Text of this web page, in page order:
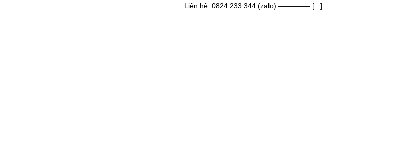
Liên hê: 0824.233.344 (zalo) ————– [...]